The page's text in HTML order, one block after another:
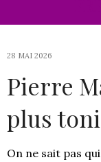
28 MAI 2026
Pierre
plus
On ne sait pas